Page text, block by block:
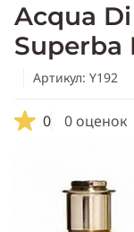
Acqua
Superba
Артикул: Y192
0 0 оценок